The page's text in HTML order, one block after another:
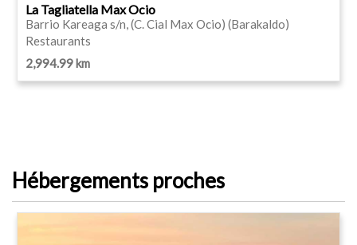
La Tagliatella Max Ocio
Barrio Kareaga s/n, (C. Cial Max Ocio) (Barakaldo)
Restaurants
2,994.99 km
Hébergements proches